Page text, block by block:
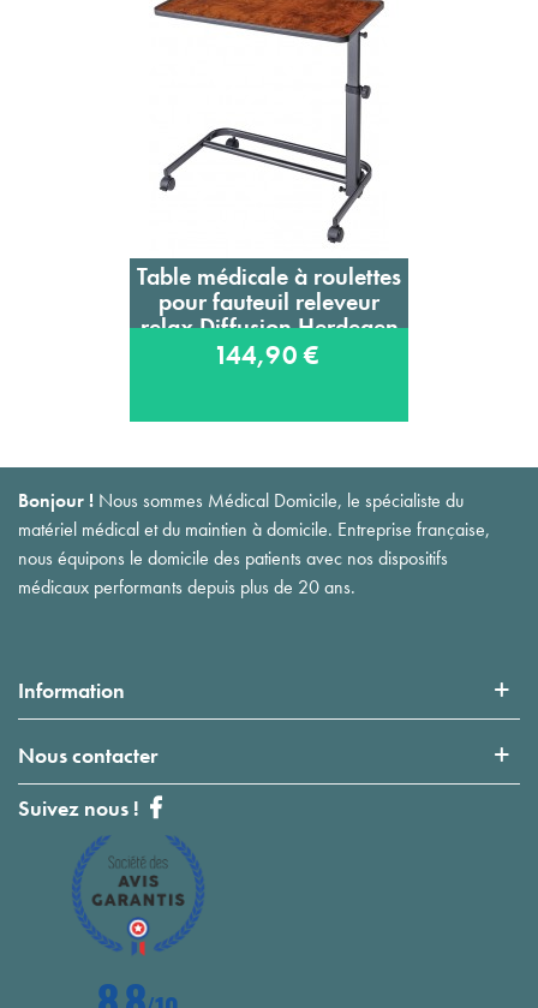
Table médicale à roulettes
pour fauteuil releveur
relax Diffusion Herdegen
144,90 €
Bonjour ! Nous sommes Médical Domicile, le spécialiste du
matériel médical et du maintien à domicile. Entreprise française,
nous équipons le domicile des patients avec nos dispositifs
médicaux performants depuis plus de 20 ans.
Information
Nous contacter
Suivez nous !